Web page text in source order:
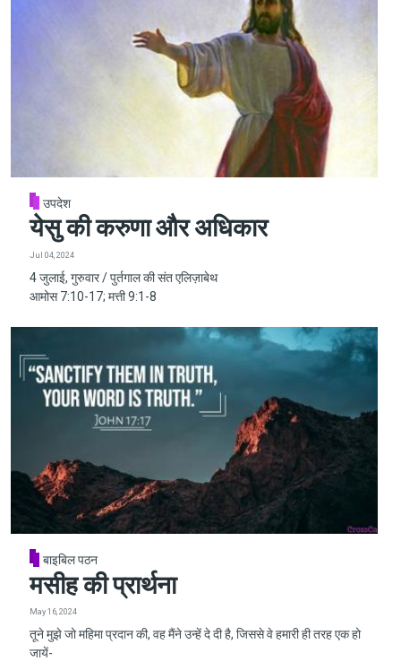
उपदेश
येसु की करुणा और अधिकार
Jul 04, 2024
4 जुलाई, गुरुवार / पुर्तगाल की संत एलिज़ाबेथ
आमोस 7:10-17; मत्ती 9:1-8
बाइबिल पठन
मसीह की प्रार्थना
May 16, 2024
तूने मुझे जो महिमा प्रदान की, वह मैंने उन्हें दे दी है, जिससे वे हमारी ही तरह एक हो
जायें-